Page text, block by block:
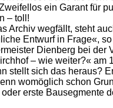
ein Garant für
– toll!
Archiv wegfällt, steht
Entwurf in Frage«, so
Dienberg bei der
– wie weiter?« am
stellt sich das heraus?
womöglich schon
erste Bausegmente